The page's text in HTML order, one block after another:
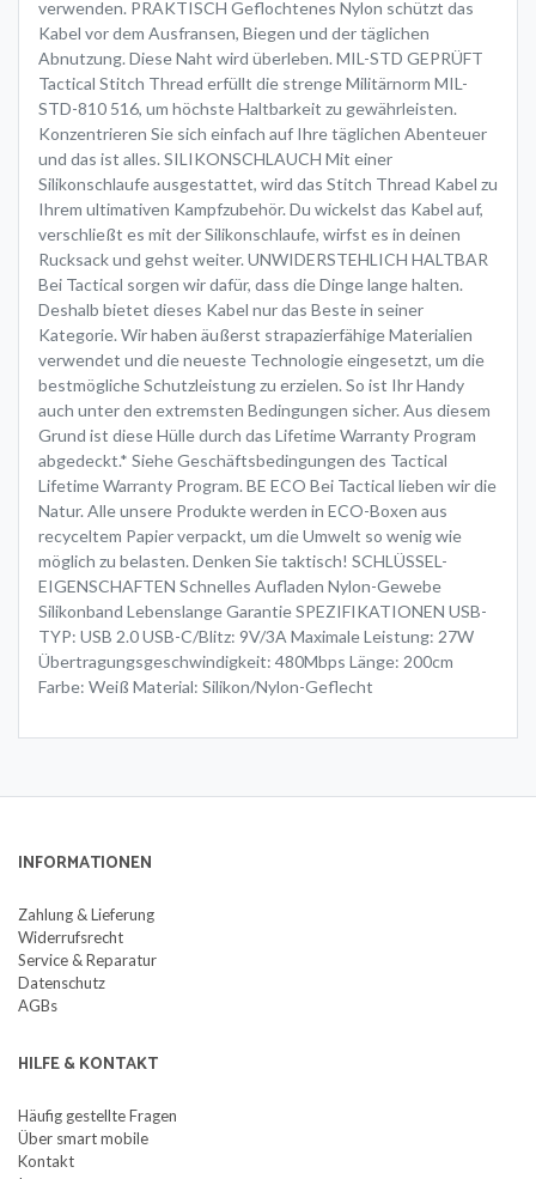
verwenden. PRAKTISCH Geflochtenes Nylon schützt das
Kabel vor dem Ausfransen, Biegen und der täglichen
Abnutzung. Diese Naht wird überleben. MIL-STD GEPRÜFT
Tactical Stitch Thread erfüllt die strenge Militärnorm MIL-
STD-810 516, um höchste Haltbarkeit zu gewährleisten.
Konzentrieren Sie sich einfach auf Ihre täglichen Abenteuer
und das ist alles. SILIKONSCHLAUCH Mit einer
Silikonschlaufe ausgestattet, wird das Stitch Thread Kabel zu
Ihrem ultimativen Kampfzubehör. Du wickelst das Kabel auf,
verschließt es mit der Silikonschlaufe, wirfst es in deinen
Rucksack und gehst weiter. UNWIDERSTEHLICH HALTBAR
Bei Tactical sorgen wir dafür, dass die Dinge lange halten.
Deshalb bietet dieses Kabel nur das Beste in seiner
Kategorie. Wir haben äußerst strapazierfähige Materialien
verwendet und die neueste Technologie eingesetzt, um die
bestmögliche Schutzleistung zu erzielen. So ist Ihr Handy
auch unter den extremsten Bedingungen sicher. Aus diesem
Grund ist diese Hülle durch das Lifetime Warranty Program
abgedeckt.* Siehe Geschäftsbedingungen des Tactical
Lifetime Warranty Program. BE ECO Bei Tactical lieben wir die
Natur. Alle unsere Produkte werden in ECO-Boxen aus
recyceltem Papier verpackt, um die Umwelt so wenig wie
möglich zu belasten. Denken Sie taktisch! SCHLÜSSEL-
EIGENSCHAFTEN Schnelles Aufladen Nylon-Gewebe
Silikonband Lebenslange Garantie SPEZIFIKATIONEN USB-
TYP: USB 2.0 USB-C/Blitz: 9V/3A Maximale Leistung: 27W
Übertragungsgeschwindigkeit: 480Mbps Länge: 200cm
Farbe: Weiß Material: Silikon/Nylon-Geflecht
INFORMATIONEN
Zahlung & Lieferung
Widerrufsrecht
Service & Reparatur
Datenschutz
AGBs
HILFE & KONTAKT
Häufig gestellte Fragen
Über smart mobile
Kontakt